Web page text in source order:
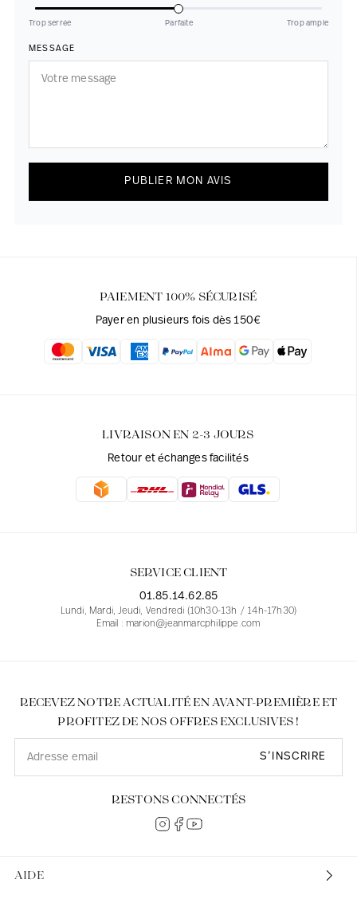
Trop serrée Parfaite Trop ample
MESSAGE
PUBLIER MON AVIS
PAIEMENT 100% SÉCURISÉ
Payer en plusieurs fois dès 150€
LIVRAISON EN 2-3 JOURS
Retour et échanges facilités
SERVICE CLIENT
01.85.14.62.85
Lundi, Mardi, Jeudi, Vendredi (10h30-13h / 14h-17h30)
Email : marion@jeanmarcphilippe.com
AIDE
RECEVEZ NOTRE ACTUALITÉ EN AVANT-PREMIÈRE ET
PROFITEZ DE NOS OFFRES EXCLUSIVES !
S’INSCRIRE
RESTONS CONNECTÉS